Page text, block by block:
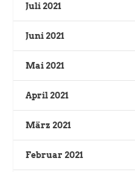
Juli 2021
Juni 2021
Mai 2021
April 2021
März 2021
Februar 2021